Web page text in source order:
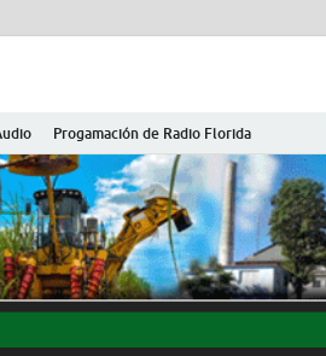
Progamación de Radio Florida
de Cuba
Camagüey, Cuba